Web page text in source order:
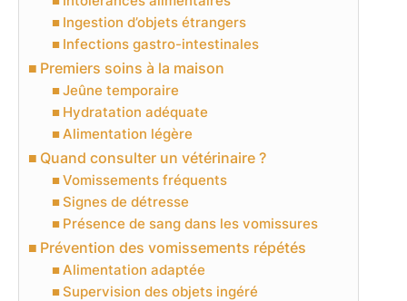
Ingestion d’objets étrangers
Infections gastro-intestinales
Premiers soins à la maison
Jeûne temporaire
Hydratation adéquate
Alimentation légère
Quand consulter un vétérinaire ?
Vomissements fréquents
Signes de détresse
Présence de sang dans les vomissures
Prévention des vomissements répétés
Alimentation adaptée
Supervision des objets ingéré